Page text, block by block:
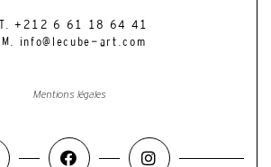
T. +212 6 61 18 64 41
M. info@lecube-art.com
Mentions légales